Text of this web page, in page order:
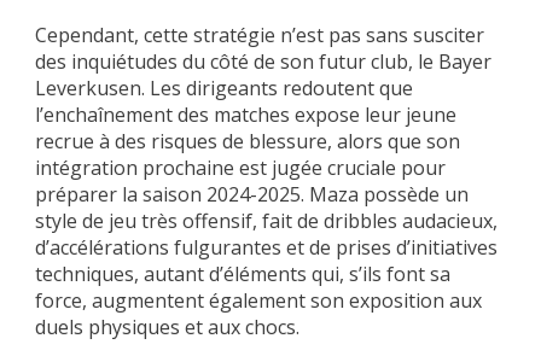
Cependant, cette stratégie n’est pas sans susciter
des inquiétudes du côté de son futur club, le Bayer
Leverkusen. Les dirigeants redoutent que
l’enchaînement des matches expose leur jeune
recrue à des risques de blessure, alors que son
intégration prochaine est jugée cruciale pour
préparer la saison 2024-2025. Maza possède un
style de jeu très offensif, fait de dribbles audacieux,
d’accélérations fulgurantes et de prises d’initiatives
techniques, autant d’éléments qui, s’ils font sa
force, augmentent également son exposition aux
duels physiques et aux chocs.